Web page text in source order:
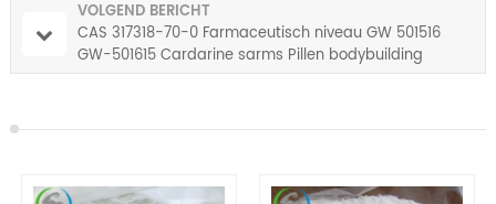
VOLGEND BERICHT
CAS 317318-70-0 Farmaceutisch niveau GW 501516
GW-501615 Cardarine sarms Pillen bodybuilding